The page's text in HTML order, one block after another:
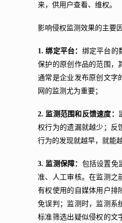
来，供用户查看、维权。
影响侵权监测效果的主要
1. 绑定平台： 绑定平台的
保护的原创作品的范围，
通常是企业发布原创文字
网的监测尤为重要；
2. 监测范围和反馈速度：
权行为的遗漏就越少；反
行为的发现就越早，就能
3. 监测保障： 包括设置免
准、人工审核。在监测之
有权使用的自媒体用户排
免误判；监测时，监测系
标准筛选出疑似侵权的文